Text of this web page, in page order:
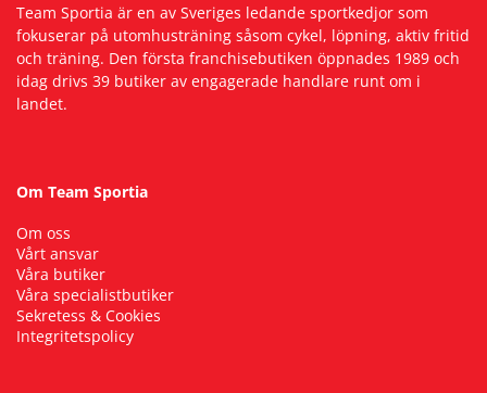
Team Sportia är en av Sveriges ledande sportkedjor som
fokuserar på utomhusträning såsom cykel, löpning, aktiv fritid
och träning. Den första franchisebutiken öppnades 1989 och
idag drivs 39 butiker av engagerade handlare runt om i
landet.
Om Team Sportia
Om oss
Vårt ansvar
Våra butiker
Våra specialistbutiker
Sekretess & Cookies
Integritetspolicy